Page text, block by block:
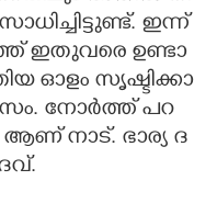
​ഇ​ന്ന്
​ഇ​തു​വ​രെ​ ​ഉ​ണ്ടാ​
​ഓ​ളം​ ​സൃ​ഷ്ടി​ക്കാ​
നോർത്ത് ​പ​റ​
​നാ​ട്.​ ​ഭാ​ര്യ​ ​ദ​